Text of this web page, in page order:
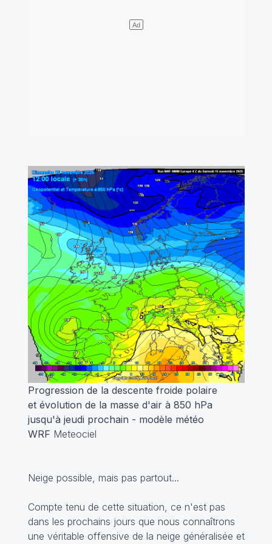
Progression de la descente froide polaire
et évolution de la masse d'air à 850 hPa
jusqu'à jeudi prochain - modèle météo
WRF Meteociel
Neige possible, mais pas partout...
Compte tenu de cette situation, ce n'est pas
dans les prochains jours que nous connaîtrons
une véritable offensive de la neige généralisée et